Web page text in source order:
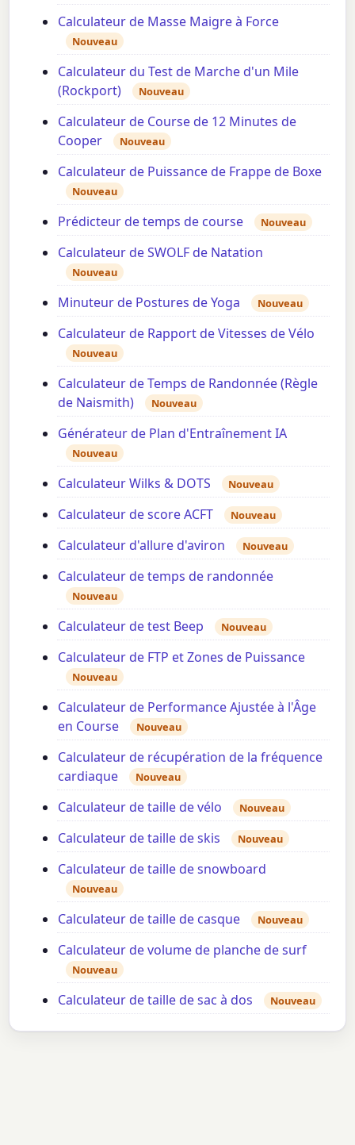
Calculateur de Masse Maigre à Force
Nouveau
Calculateur du Test de Marche d'un Mile
(Rockport)
Nouveau
Calculateur de Course de 12 Minutes de
Cooper
Nouveau
Calculateur de Puissance de Frappe de Boxe
Nouveau
Prédicteur de temps de course Nouveau
Calculateur de SWOLF de Natation
Nouveau
Minuteur de Postures de Yoga Nouveau
Calculateur de Rapport de Vitesses de Vélo
Nouveau
Calculateur de Temps de Randonnée (Règle
de Naismith)
Nouveau
Générateur de Plan d'Entraînement IA
Nouveau
Calculateur Wilks & DOTS Nouveau
Calculateur de score ACFT Nouveau
Calculateur d'allure d'aviron Nouveau
Calculateur de temps de randonnée
Nouveau
Calculateur de test Beep Nouveau
Calculateur de FTP et Zones de Puissance
Nouveau
Calculateur de Performance Ajustée à l'Âge
en Course
Nouveau
Calculateur de récupération de la fréquence
cardiaque
Nouveau
Calculateur de taille de vélo Nouveau
Calculateur de taille de skis Nouveau
Calculateur de taille de snowboard
Nouveau
Calculateur de taille de casque Nouveau
Calculateur de volume de planche de surf
Nouveau
Calculateur de taille de sac à dos Nouveau